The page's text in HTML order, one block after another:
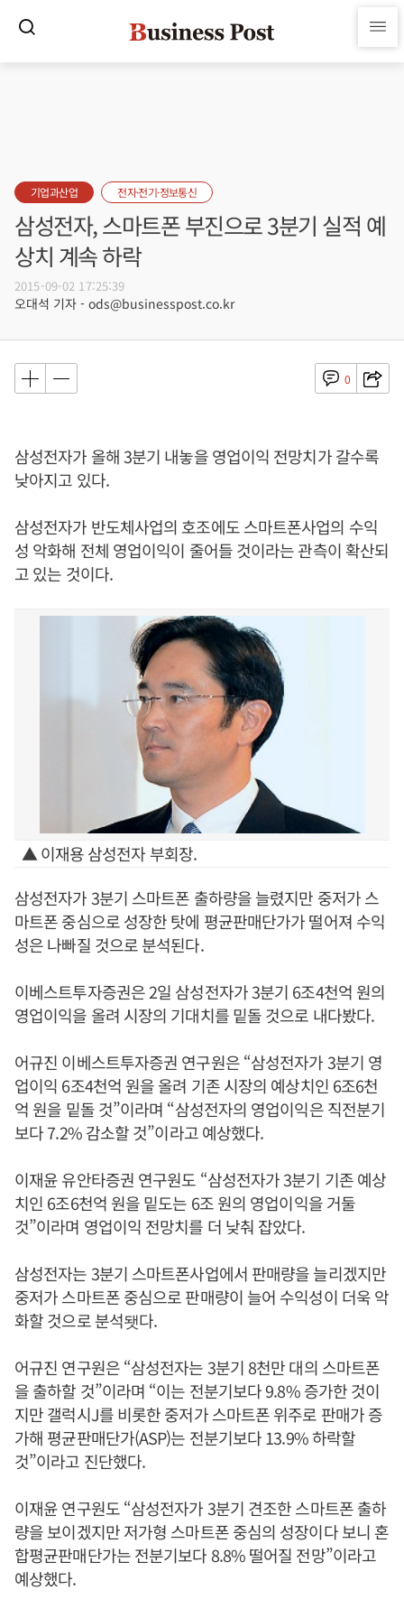
기업과산업 전자·전기·정보통신
삼성전자, 스마트폰 부진으로 3분기 실적 예
상치 계속 하락
2015-09-02 17:25:39
오대석 기자 - ods@businesspost.co.kr
0
삼성전자가 올해 3분기 내놓을 영업이익 전망치가 갈수록
낮아지고 있다.
삼성전자가 반도체사업의 호조에도 스마트폰사업의 수익
성 악화해 전체 영업이익이 줄어들 것이라는 관측이 확산되
고 있는 것이다.
▲ 이재용 삼성전자 부회장.
삼성전자가 3분기 스마트폰 출하량을 늘렸지만 중저가 스
마트폰 중심으로 성장한 탓에 평균판매단가가 떨어져 수익
성은 나빠질 것으로 분석된다.
이베스트투자증권은 2일 삼성전자가 3분기 6조4천억 원의
영업이익을 올려 시장의 기대치를 밑돌 것으로 내다봤다.
어규진 이베스트투자증권 연구원은 “삼성전자가 3분기 영
업이익 6조4천억 원을 올려 기존 시장의 예상치인 6조6천
억 원을 밑돌 것”이라며 “삼성전자의 영업이익은 직전분기
보다 7.2% 감소할 것”이라고 예상했다.
이재윤 유안타증권 연구원도 “삼성전자가 3분기 기존 예상
치인 6조6천억 원을 밑도는 6조 원의 영업이익을 거둘
것”이라며 영업이익 전망치를 더 낮춰 잡았다.
삼성전자는 3분기 스마트폰사업에서 판매량을 늘리겠지만
중저가 스마트폰 중심으로 판매량이 늘어 수익성이 더욱 악
화할 것으로 분석됏다.
어규진 연구원은 “삼성전자는 3분기 8천만 대의 스마트폰
을 출하할 것”이라며 “이는 전분기보다 9.8% 증가한 것이
지만 갤럭시J를 비롯한 중저가 스마트폰 위주로 판매가 증
가해 평균판매단가(ASP)는 전분기보다 13.9% 하락할
것”이라고 진단했다.
이재윤 연구원도 “삼성전자가 3분기 견조한 스마트폰 출하
량을 보이겠지만 저가형 스마트폰 중심의 성장이다 보니 혼
합평균판매단가는 전분기보다 8.8% 떨어질 전망”이라고
예상했다.